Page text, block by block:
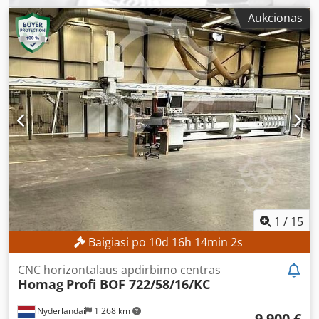
matmenys (ilgis x plotis x aukštis): 4 500 x 1 900 x 2 250
mm Transportavimo matmenys (ilgis x plotis x aukštis): 2
500 x 1 900 x 2 250 mm Transportavimo svoris: 1 600 kg
Transportavimo pakuočių skaičius: 1 vnt. Darbo valandos:
19 402 val. Dcodpfx Aaezrmn Nj Uek ĮRANGA Įrankiai
Dokumentacija CNC dokumentacija USB atmintinėje
Naudotojo raktai / licencijos CE žymėjimas Pjovimo
įrenginys Durų užraktas Saugos šviesos uždanga Gręžimo
įrankis
Aukcionas
1 / 15
Baigiasi po 10d 16h 13min 59s
Nyderlandai 1 268 km
CNC horizontalaus apdirbimo centras
Homag Profi BOF 722/58/16/KC